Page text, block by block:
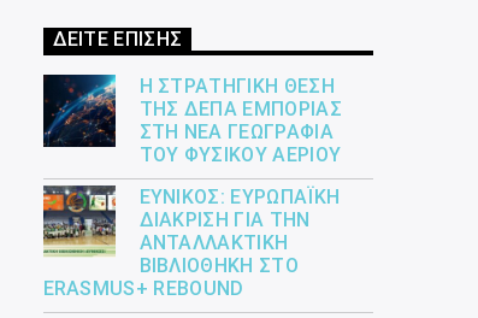
ΔΕΙΤΕ ΕΠΙΣΗΣ
Η ΣΤΡΑΤΗΓΙΚΉ ΘΈΣΗ
ΤΗΣ ΔΕΠΑ ΕΜΠΟΡΊΑΣ
ΣΤΗ ΝΈΑ ΓΕΩΓΡΑΦΊΑ
ΤΟΥ ΦΥΣΙΚΟΎ ΑΕΡΊΟΥ
ΕΎΝΙΚΟΣ: ΕΥΡΩΠΑΪΚΉ
ΔΙΆΚΡΙΣΗ ΓΙΑ ΤΗΝ
ΑΝΤΑΛΛΑΚΤΙΚΉ
ΒΙΒΛΙΟΘΉΚΗ ΣΤΟ
ERASMUS+ REBOUND